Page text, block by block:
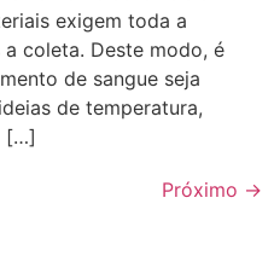
exigem toda a
coleta. Deste modo, é
de sangue seja
de temperatura,
[…]
Próximo →